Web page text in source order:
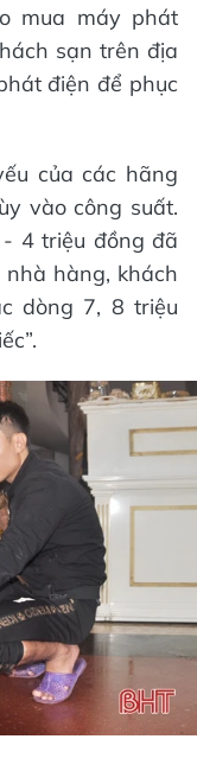
mua máy phát
sạn trên địa
điện để phục
của các hãng
vào công suất.
4 triệu đồng đã
hàng, khách
dòng 7, 8 triệu